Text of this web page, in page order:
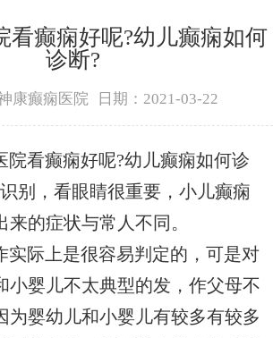
看癫痫好呢?幼儿癫痫如何
诊断?
康癫痫医院 日期：2021-03-22
院看癫痫好呢?幼儿癫痫如何诊
别，看眼睛很重要，小儿癫痫
来的症状与常人不同。
实际上是很容易判定的，可是对
小婴儿不太典型的发，作父母不
为婴幼儿和小婴儿有较多有较多